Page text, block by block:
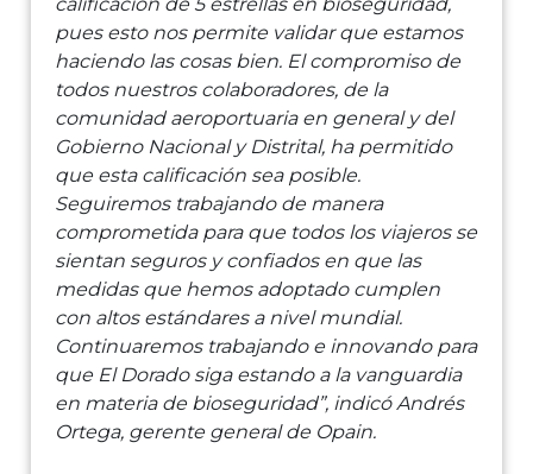
pues esto nos permite validar que estamos
haciendo las cosas bien. El compromiso de
todos nuestros colaboradores, de la
comunidad aeroportuaria en general y del
Gobierno Nacional y Distrital, ha permitido
que esta calificación sea posible.
Seguiremos trabajando de manera
comprometida para que todos los viajeros se
sientan seguros y confiados en que las
medidas que hemos adoptado cumplen
con altos estándares a nivel mundial.
Continuaremos trabajando e innovando para
que El Dorado siga estando a la vanguardia
en materia de bioseguridad”, indicó Andrés
Ortega, gerente general de Opain.